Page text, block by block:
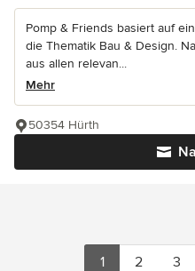
Pomp & Friends basiert auf
die Thematik Bau & Design.
aus allen relevan...
Mehr
50354 Hürth
1 2 3